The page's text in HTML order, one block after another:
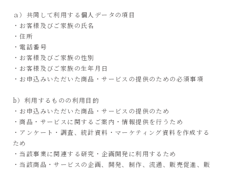
ａ）共同して利用する個人データの項目
・お客様及びご家族の氏名
・住所
・電話番号
・お客様及びご家族の性別
・お客様及びご家族の生年月日
・お申込みいただいた商品・サービスの提供のための必須事項
b）利用するものの利用目的
・お申込みいただいた商品・サービスの提供のため
・商品・サービスに関するご案内・情報提供を行うため
・アンケート・調査、統計資料・マーケティング資料を作成する
ため
・当該事業に関連する研究・企画開発に利用するため
・当該商品・サービスの企画、開発、制作、流通、販売促進、販